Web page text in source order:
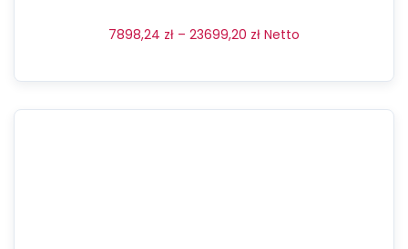
7898,24 zł – 23699,20 zł Netto